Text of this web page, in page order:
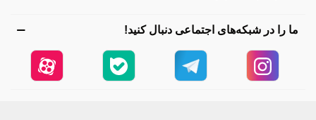
ما را در شبکه‌های اجتماعی دنبال کنید!